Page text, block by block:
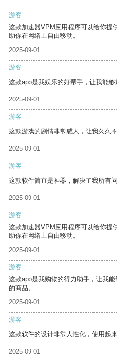
游客
这款加速器VPM应用程序可以给你提
助你在网络上自由移动。
2025-09-01
游客
这款app是我娱乐的好帮手，让我能够
2025-09-01
游客
这款游戏的剧情非常感人，让我久久不
2025-09-01
游客
这款软件简直是神器，解决了我所有问
2025-09-01
游客
这款加速器VPM应用程序可以给你提
助你在网络上自由移动。
2025-09-01
游客
这款app是我购物的得力助手，让我
的商品。
2025-09-01
游客
这款软件的设计非常人性化，使用起来
2025-09-01